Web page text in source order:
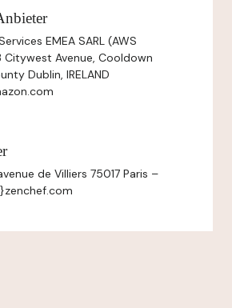
EMEA SARL (AWS
Avenue, Cooldown
Dublin, IRELAND
de Villiers 75017 Paris –